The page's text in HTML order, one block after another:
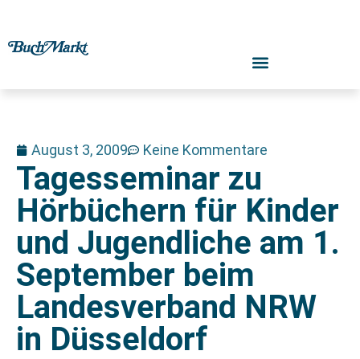
August 3, 2009 Keine Kommentare
Tagesseminar zu
Hörbüchern für Kinder
und Jugendliche am 1.
September beim
Landesverband NRW
in Düsseldorf